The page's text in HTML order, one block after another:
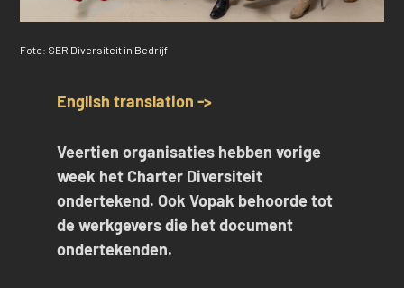
Foto: SER Diversiteit in Bedrijf
English translation ->
Veertien organisaties hebben vorige
week het Charter Diversiteit
ondertekend. Ook Vopak behoorde tot
de werkgevers die het document
ondertekenden.